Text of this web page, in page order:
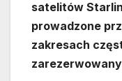
satelitów
prowadzone
zakresach